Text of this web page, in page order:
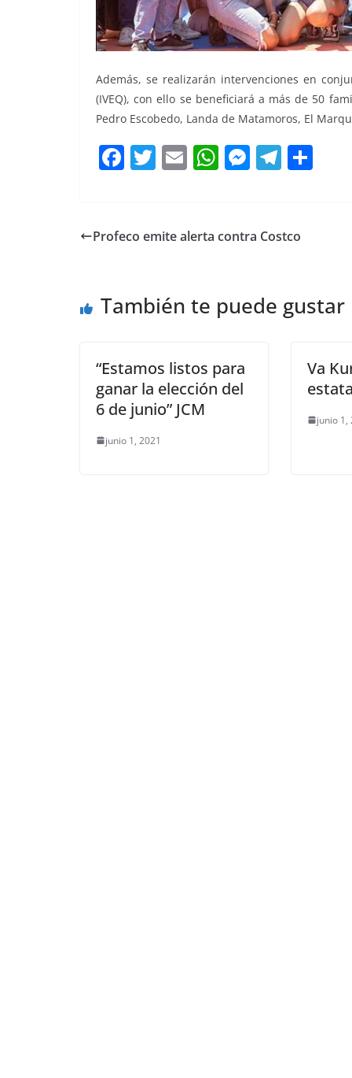
Además, se realizarán intervenciones en
(IVEQ), con ello se beneficiará a más de 50
Pedro Escobedo, Landa de Matamoros, El
F
e
o
T
er
E
l
W
s
p
M
e
er
T
gr
Profeco emite alerta contra Costco
También te puede gustar
“Estamos listos para
ganar la elección del
6 de junio” JCM
junio 1, 2021
Va
junio 1,